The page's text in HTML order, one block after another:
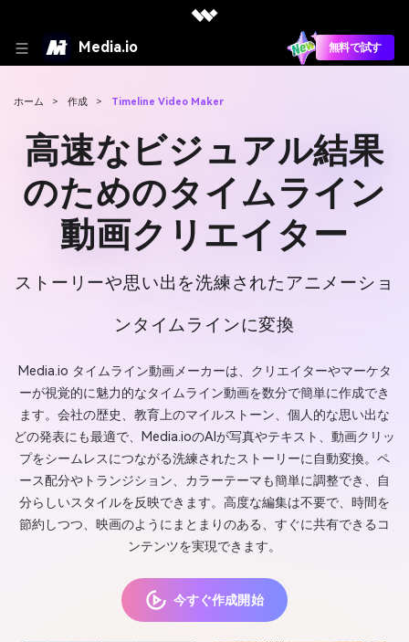
Media.io 無料で試す
ホーム > 作成 > Timeline Video Maker
高速なビジュアル結果
のためのタイムライン
動画クリエイター
ストーリーや思い出を洗練されたアニメーショ
ンタイムラインに変換
Media.io タイムライン動画メーカーは、クリエイターやマーケタ
ーが視覚的に魅力的なタイムライン動画を数分で簡単に作成でき
ます。会社の歴史、教育上のマイルストーン、個人的な思い出な
どの発表にも最適で、Media.ioのAIが写真やテキスト、動画クリッ
プをシームレスにつながる洗練されたストーリーに自動変換。ペ
ース配分やトランジション、カラーテーマも簡単に調整でき、自
分らしいスタイルを反映できます。高度な編集は不要で、時間を
節約しつつ、映画のようにまとまりのある、すぐに共有できるコ
ンテンツを実現できます。
今すぐ作成開始